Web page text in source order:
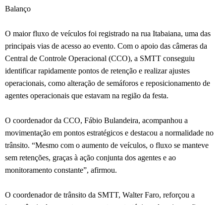
Balanço
O maior fluxo de veículos foi registrado na rua Itabaiana, uma das
principais vias de acesso ao evento. Com o apoio das câmeras da
Central de Controle Operacional (CCO), a SMTT conseguiu
identificar rapidamente pontos de retenção e realizar ajustes
operacionais, como alteração de semáforos e reposicionamento de
agentes operacionais que estavam na região da festa.
O coordenador da CCO, Fábio Bulandeira, acompanhou a
movimentação em pontos estratégicos e destacou a normalidade no
trânsito. “Mesmo com o aumento de veículos, o fluxo se manteve
sem retenções, graças à ação conjunta dos agentes e ao
monitoramento constante”, afirmou.
O coordenador de trânsito da SMTT, Walter Faro, reforçou a